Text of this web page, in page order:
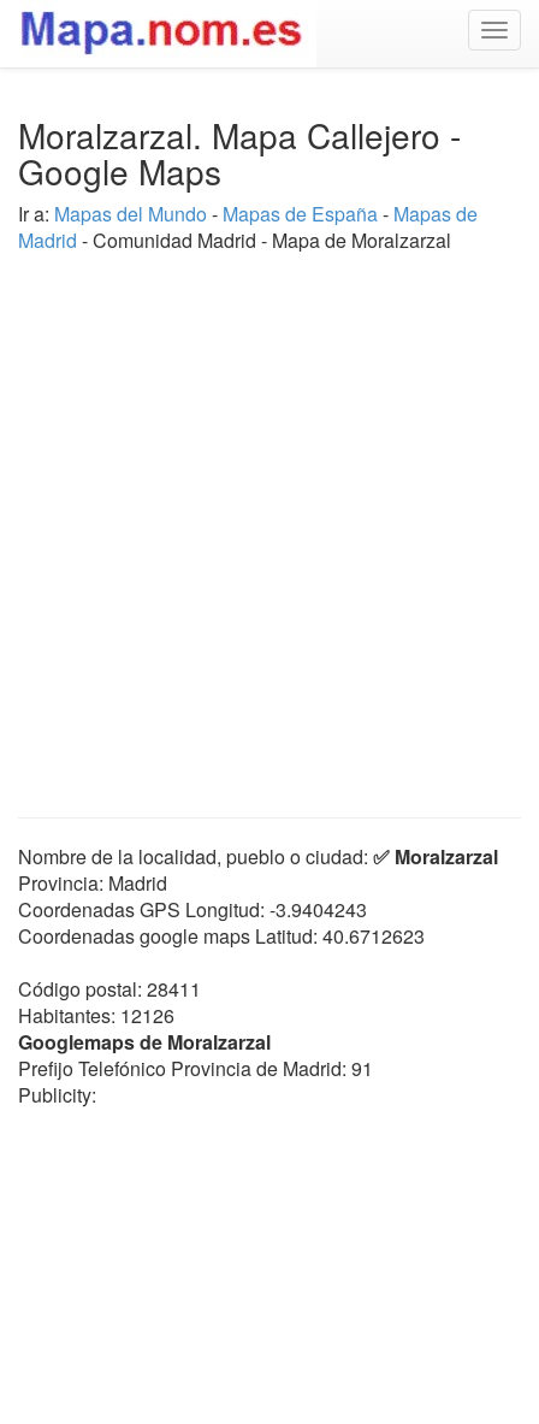
Moralzarzal. Mapa Callejero -
Google Maps
Ir a: Mapas del Mundo - Mapas de España- Mapas de
Madrid - Comunidad Madrid - Mapa de Moralzarzal
Nombre de la localidad, pueblo o ciudad: ✅ Moralzarzal
Provincia: Madrid
Coordenadas GPS Longitud: -3.9404243
Coordenadas google maps Latitud: 40.6712623
Código postal: 28411
Habitantes: 12126
Googlemaps de Moralzarzal
Prefijo Telefónico Provincia de Madrid: 91
Publicity: